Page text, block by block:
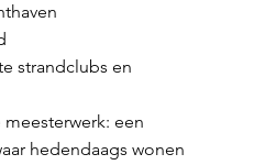
strandclubs en
een
hedendaags wonen